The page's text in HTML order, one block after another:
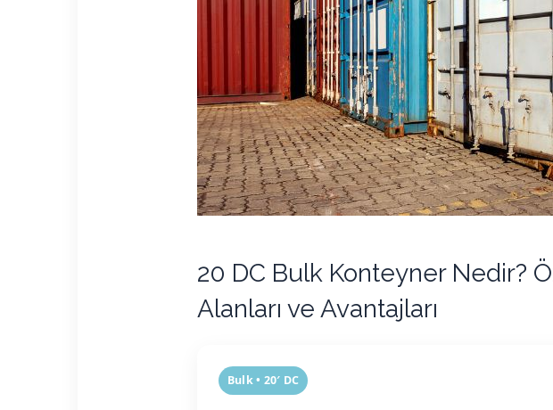
20 DC Bulk Konteyner Nedir?
Alanları ve Avantajları
Bulk • 20′ DC